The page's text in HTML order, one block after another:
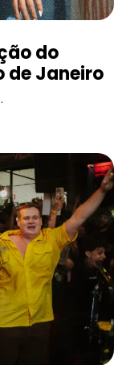
do
de Janeiro